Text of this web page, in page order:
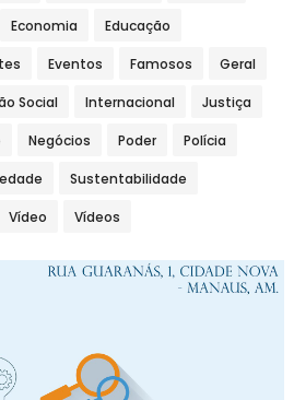
Economia Educação
Eventos Famosos Geral
Social Internacional Justiça
Negócios Poder Polícia
Sustentabilidade
Vídeo Vídeos